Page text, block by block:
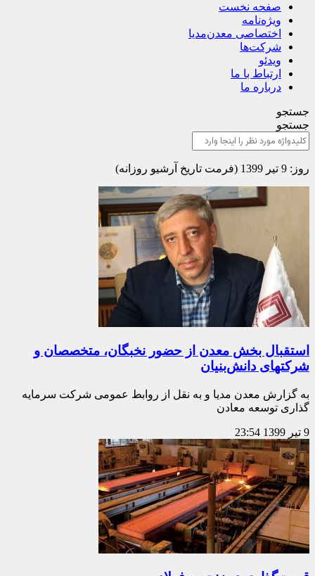
صفحه نخست
ویژه‌نامه
اختصاصی معدن‌مدیا
شرکت‌ها
ویدئو
ارتباط با ما
درباره ما
جستجو
جستجو
روز: 9 تیر 1399 (فرمت تاریخ آرشیو روزانه)
استقبال بخش معدن از حضور نخبگان، متخصصان و
شرکتهای دانش‌بنیان
به گزارش معدن مدیا و به نقل از روابط عمومی شرکت سرمایه
گذاری توسعه معادن
9 تیر 1399 23:54